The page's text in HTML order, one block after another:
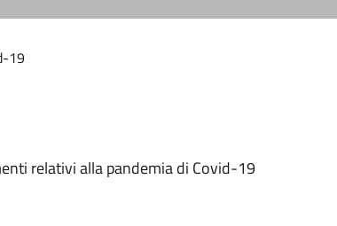
19
relativi alla pandemia di Covid-19